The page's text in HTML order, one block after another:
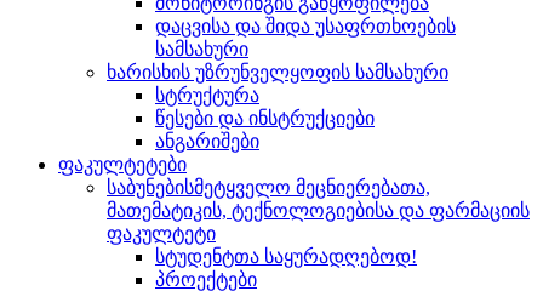
დაცვისა და შიდა უსაფრთხოების
სამსახური
ხარისხის უზრუნველყოფის სამსახური
სტრუქტურა
წესები და ინსტრუქციები
ანგარიშები
ფაკულტეტები
საბუნებისმეტყველო მეცნიერებათა,
მათემატიკის, ტექნოლოგიებისა და ფარმაციის
ფაკულტეტი
სტუდენტთა საყურადღებოდ!
პროექტები